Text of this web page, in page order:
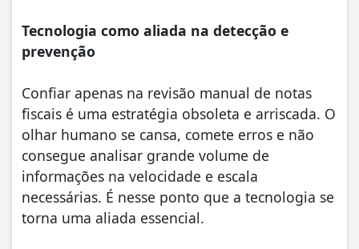
Tecnologia como aliada na detecção e
prevenção
Confiar apenas na revisão manual de notas
fiscais é uma estratégia obsoleta e arriscada. O
olhar humano se cansa, comete erros e não
consegue analisar grande volume de
informações na velocidade e escala
necessárias. É nesse ponto que a tecnologia se
torna uma aliada essencial.